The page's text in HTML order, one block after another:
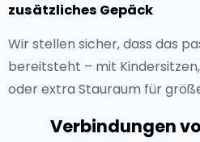
zusätzliches Gepäck
Wir stellen sicher, dass das
bereitsteht – mit
oder extra Stauraum für
Verbindungen